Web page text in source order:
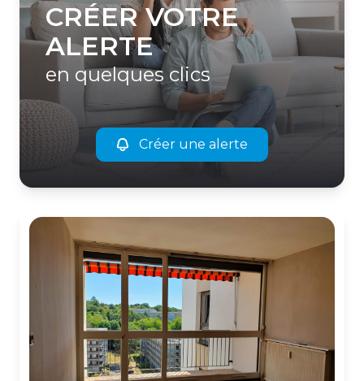
CRÉER VOTRE
ALERTE
en quelques clics
Créer une alerte